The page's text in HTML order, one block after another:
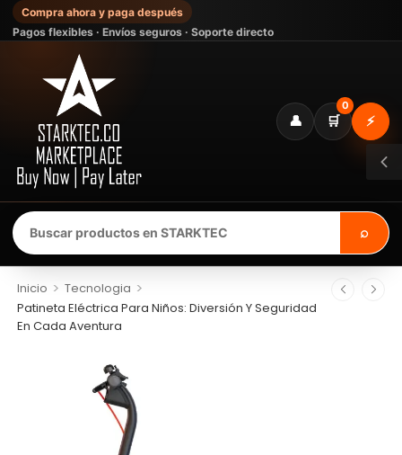
Compra ahora y paga después
Pagos flexibles · Envíos seguros · Soporte directo
👤 🛒
0
⚡
⌕
Inicio > Tecnologia >
Patineta Eléctrica Para Niños: Diversión Y Seguridad
En Cada Aventura